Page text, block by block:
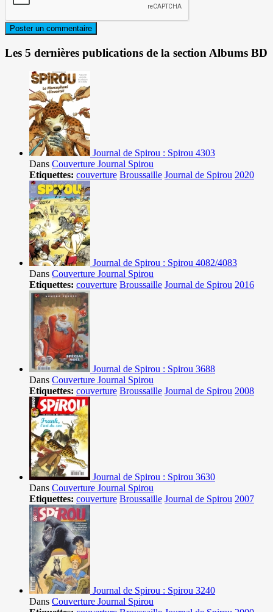
Les 5 dernières publications de la section Albums BD
Journal de Spirou : Spirou 4303
Dans Couverture Journal Spirou
Etiquettes: couverture Broussaille Journal de Spirou 2020
Journal de Spirou : Spirou 4082/4083
Dans Couverture Journal Spirou
Etiquettes: couverture Broussaille Journal de Spirou 2016
Journal de Spirou : Spirou 3688
Dans Couverture Journal Spirou
Etiquettes: couverture Broussaille Journal de Spirou 2008
Journal de Spirou : Spirou 3630
Dans Couverture Journal Spirou
Etiquettes: couverture Broussaille Journal de Spirou 2007
Journal de Spirou : Spirou 3240
Dans Couverture Journal Spirou